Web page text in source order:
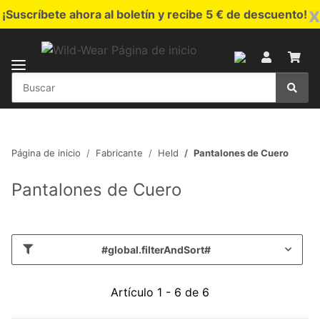
x
¡Suscríbete ahora al boletín y recibe 5 € de descuento!
Página de inicio Fabricante Held Pantalones de Cuero
Pantalones de Cuero
#global.filterAndSort#
Artículo 1 - 6 de 6